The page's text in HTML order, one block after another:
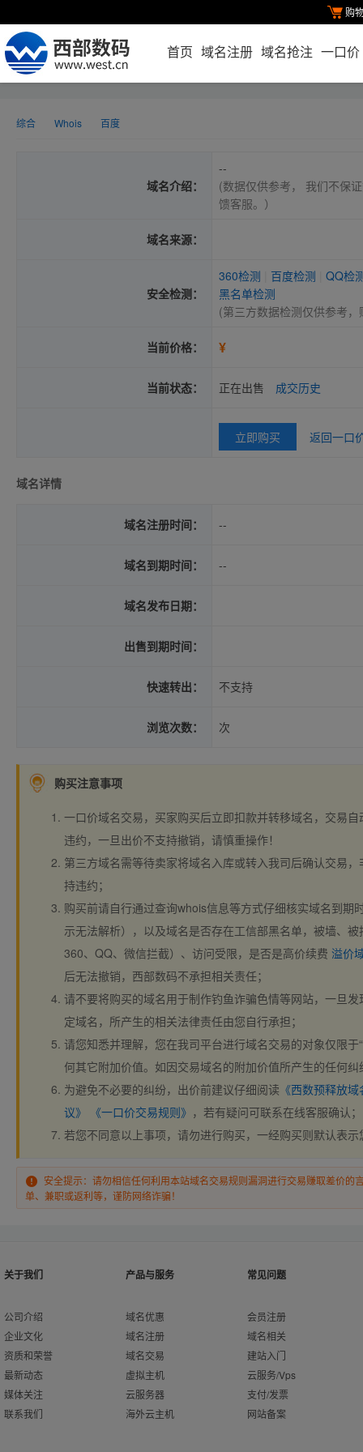
购
首页 域名注册 域名抢注 一口价
综合 Whois 百度
域名介绍：
--
(数据仅供参考， 我们不保
馈客服。）
域名来源：
安全检测：
360检测 百度检测
QQ检
黑名单检测
(第三方数据检测仅供参考
当前价格： ¥
当前状态： 正在出售 成交历史
立即购买 返回一口
域名详情
域名注册时间： --
域名到期时间： --
域名发布日期：
出售到期时间：
快速转出： 不支持
浏览次数： 次
购买注意事项
一口价域名交易，买家购买后立即扣款并转移域名，交易
违约，一旦出价不支持撤销，请慎重操作！
第三方域名需等待卖家将域名入库或转入我司后确认交易
持违约；
购买前请自行通过查询whois信息等方式仔细核实域名到期
示无法解析），以及域名是否存在工信部黑名单，被墙、
360、QQ、微信拦截）、访问受限，是否是高价续费 溢价
后无法撤销，西部数码不承担相关责任；
请不要将购买的域名用于制作钓鱼诈骗色情等网站，一旦
定域名，所产生的相关法律责任由您自行承担；
请您知悉并理解，您在我司平台进行域名交易的对象仅限于
何其它附加价值。如因交易域名的附加价值所产生的任何
为避免不必要的纠纷，出价前建议仔细阅读 《西数预释放
议》
《一口价交易规则》 ，若有疑问可联系在线客服确认；
若您不同意以上事项，请勿进行购买，一经购买则默认表
安全提示：请勿相信任何利用本站域名交易规则漏洞进行交易赚取差价的
单、兼职或返利等，谨防网络诈骗！
关于我们
公司介绍
企业文化
资质和荣誉
最新动态
媒体关注
联系我们
产品与服务
域名优惠
域名注册
域名交易
虚拟主机
云服务器
海外云主机
常见问题
会员注册
域名相关
建站入门
云服务/Vps
支付/发票
网站备案